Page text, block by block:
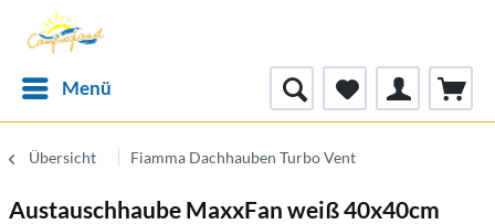
Menü
Übersicht Fiamma Dachhauben Turbo Vent
Austauschhaube MaxxFan weiß 40x40cm